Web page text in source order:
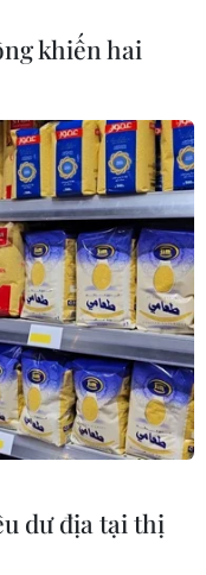
khiến hai
dư địa tại thị